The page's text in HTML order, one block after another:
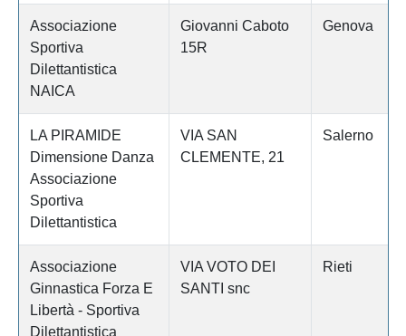
Associazione
Sportiva
Dilettantistica
NAICA
Giovanni Caboto
15R
Genova
LA PIRAMIDE
Dimensione Danza
Associazione
Sportiva
Dilettantistica
VIA SAN
CLEMENTE, 21
Salerno
Associazione
Ginnastica Forza E
Libertà - Sportiva
Dilettantistica
VIA VOTO DEI
SANTI snc
Rieti